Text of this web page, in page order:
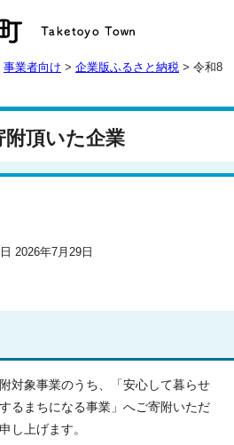
事業者向け > 企業版ふるさと納税 > 令和8
頂いた企業
2026年7月29日
対象事業のうち、「安心して暮らせ
るまちになる事業」へご寄附いただ
し上げます。